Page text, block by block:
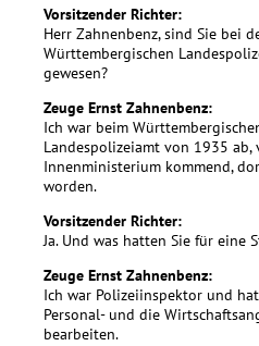
Vorsitzender Richter:
Herr Zahnenbenz, sind Sie bei
Württembergischen
gewesen?
Zeuge Ernst Zahnenbenz:
Ich war beim
Landespolizeiamt von 1935 ab,
Innenministerium kommend,
worden.
Vorsitzender Richter:
Ja. Und was hatten Sie für eine
Zeuge Ernst Zahnenbenz:
Ich war Polizeiinspektor und
Personal- und die
bearbeiten.